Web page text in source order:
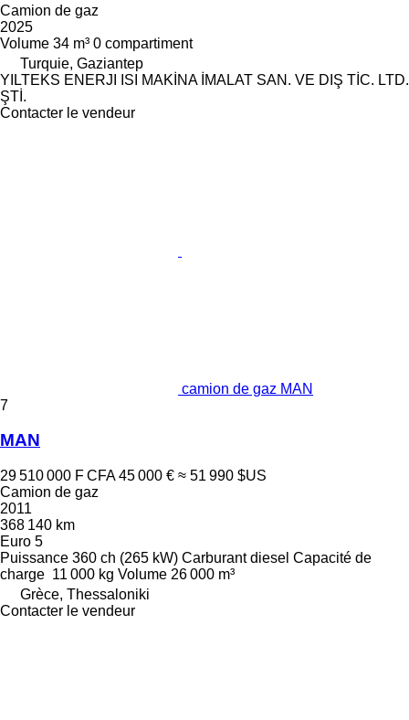
Camion de gaz
2025
Volume 34 m³ 0 compartiment
Turquie, Gaziantep
YILTEKS ENERJI ISI MAKİNA İMALAT SAN. VE DIŞ TİC. LTD.
ŞTİ.
Contacter le vendeur
camion de gaz MAN
7
MAN
29 510 000 F CFA 45 000 € ≈ 51 990 $US
Camion de gaz
2011
368 140 km
Euro 5
Puissance 360 ch (265 kW) Carburant diesel Capacité de
charge 11 000 kg Volume 26 000 m³
Grèce, Thessaloniki
Contacter le vendeur